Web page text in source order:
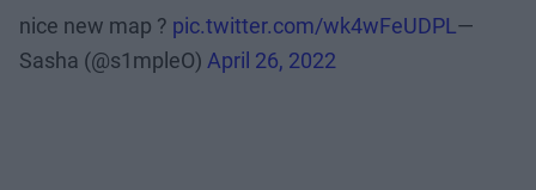
nice new map ? pic.twitter.com/wk4wFeUDPL—
Sasha (@s1mpleO) April 26, 2022